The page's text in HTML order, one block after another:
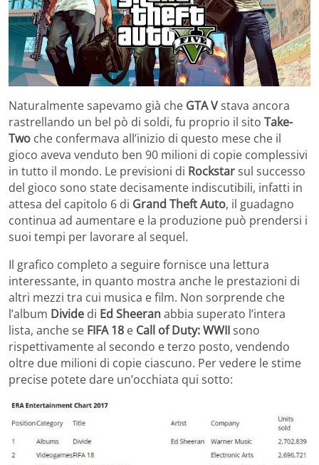
Naturalmente sapevamo già che GTA Vstava ancora
rastrellando un bel pò di soldi, fu proprio il sito Take-
Two che confermava all’inizio di questo mese che il
gioco aveva venduto ben 90 milioni di copie complessivi
in tutto il mondo. Le previsioni di Rockstarsul successo
del gioco sono state decisamente indiscutibili, infatti in
attesa del capitolo 6 di Grand Theft Auto, il guadagno
continua ad aumentare e la produzione può prendersi i
suoi tempi per lavorare al sequel.
Il grafico completo a seguire fornisce una lettura
interessante, in quanto mostra anche le prestazioni di
altri mezzi tra cui musica e film. Non sorprende che
l’album Divide di Ed Sheeranabbia superato l’intera
lista, anche se FIFA 18 e Call of Duty: WWIIsono
rispettivamente al secondo e terzo posto, vendendo
oltre due milioni di copie ciascuno. Per vedere le stime
precise potete dare un’occhiata qui sotto: